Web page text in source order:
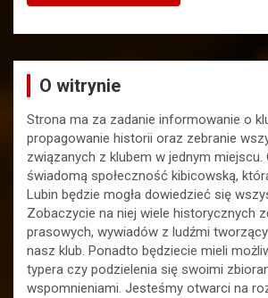
O witrynie
Strona ma za zadanie informowanie o
propagowanie historii oraz zebranie
związanych z klubem w jednym
świadomą społeczność kibicowską,
Lubin będzie mogła dowiedzieć się
Zobaczycie na niej wiele historycznych
prasowych, wywiadów z ludźmi
nasz klub. Ponadto będziecie mieli
typera czy podzielenia się swoimi
wspomnieniami. Jesteśmy otwarci na